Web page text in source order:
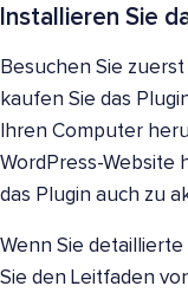
Installieren Sie
Besuchen Sie zuerst
kaufen Sie das
Ihren Computer
WordPress-Website
das Plugin auch zu
Wenn Sie
Sie den Leitfaden